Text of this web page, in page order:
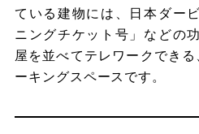
ている建物には、日本ダー
ニングチケット号」などの
屋を並べてテレワークでき
ーキングスペースです。